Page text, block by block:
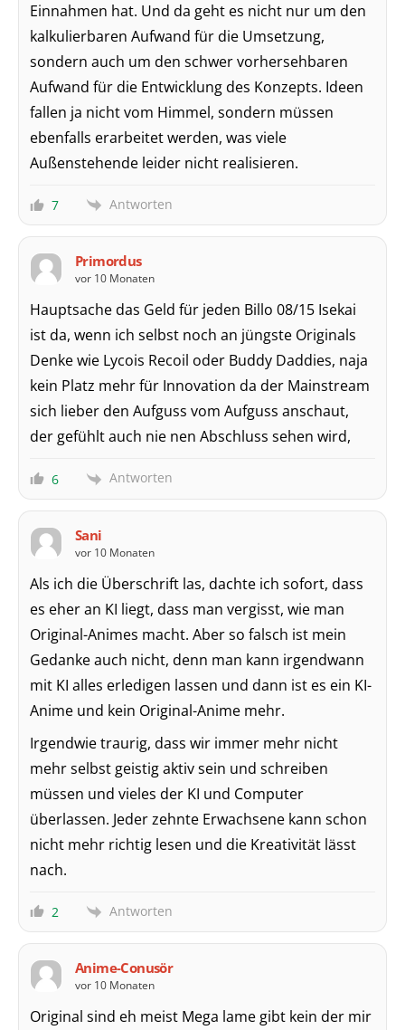
Einnahmen hat. Und da geht es nicht nur um den
kalkulierbaren Aufwand für die Umsetzung,
sondern auch um den schwer vorhersehbaren
Aufwand für die Entwicklung des Konzepts. Ideen
fallen ja nicht vom Himmel, sondern müssen
ebenfalls erarbeitet werden, was viele
Außenstehende leider nicht realisieren.
7 Antworten
Primordus
vor 10 Monaten
Hauptsache das Geld für jeden Billo 08/15 Isekai
ist da, wenn ich selbst noch an jüngste Originals
Denke wie Lycois Recoil oder Buddy Daddies, naja
kein Platz mehr für Innovation da der Mainstream
sich lieber den Aufguss vom Aufguss anschaut,
der gefühlt auch nie nen Abschluss sehen wird,
6 Antworten
Sani
vor 10 Monaten
Als ich die Überschrift las, dachte ich sofort, dass
es eher an KI liegt, dass man vergisst, wie man
Original-Animes macht. Aber so falsch ist mein
Gedanke auch nicht, denn man kann irgendwann
mit KI alles erledigen lassen und dann ist es ein KI-
Anime und kein Original-Anime mehr.
Irgendwie traurig, dass wir immer mehr nicht
mehr selbst geistig aktiv sein und schreiben
müssen und vieles der KI und Computer
überlassen. Jeder zehnte Erwachsene kann schon
nicht mehr richtig lesen und die Kreativität lässt
nach.
2 Antworten
Anime-Conusör
vor 10 Monaten
Original sind eh meist Mega lame gibt kein der mir